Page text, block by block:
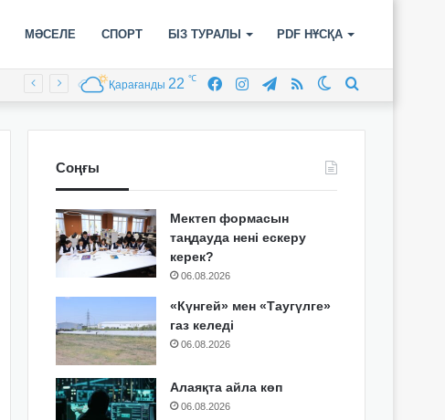
МӘСЕЛЕ СПОРТ БІЗ ТУРАЛЫ PDF НҰСҚА
Switch
RSS
Telegram
Instagram
Facebook
Қарағанды 22 ℃
Соңғы
Мектеп формасын
таңдауда нені ескеру
керек?
06.08.2026
«Күнгей» мен «Таугүлге»
газ келеді
06.08.2026
Алаяқта айла көп
06.08.2026